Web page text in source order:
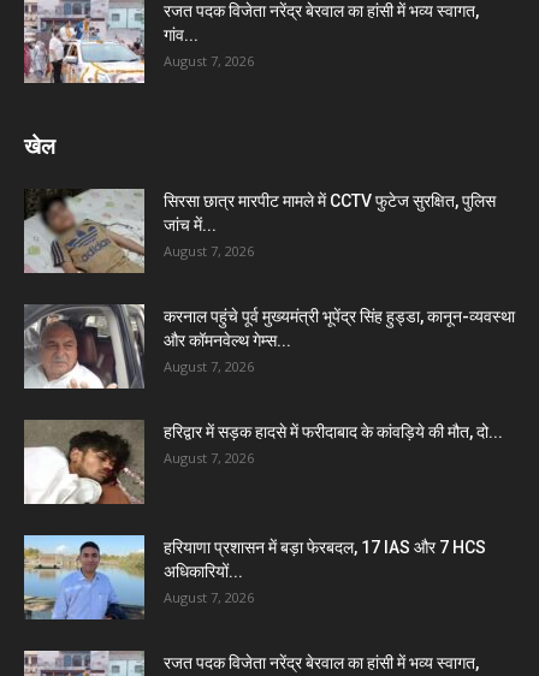
रजत पदक विजेता नरेंद्र बेरवाल का हांसी में भव्य स्वागत,
गांव...
August 7, 2026
खेल
सिरसा छात्र मारपीट मामले में CCTV फुटेज सुरक्षित, पुलिस
जांच में...
August 7, 2026
करनाल पहुंचे पूर्व मुख्यमंत्री भूपेंद्र सिंह हुड्डा, कानून-व्यवस्था
और कॉमनवेल्थ गेम्स...
August 7, 2026
हरिद्वार में सड़क हादसे में फरीदाबाद के कांवड़िये की मौत, दो...
August 7, 2026
हरियाणा प्रशासन में बड़ा फेरबदल, 17 IAS और 7 HCS
अधिकारियों...
August 7, 2026
रजत पदक विजेता नरेंद्र बेरवाल का हांसी में भव्य स्वागत,